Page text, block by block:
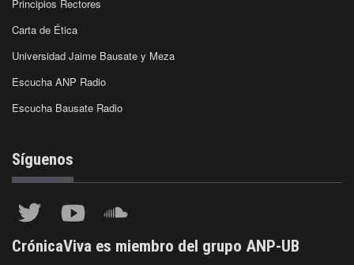
Principios Rectores
Carta de Ética
Universidad Jaime Bausate y Meza
Escucha ANP Radio
Escucha Bausate Radio
Síguenos
CrónicaViva es miembro del grupo ANP-UB